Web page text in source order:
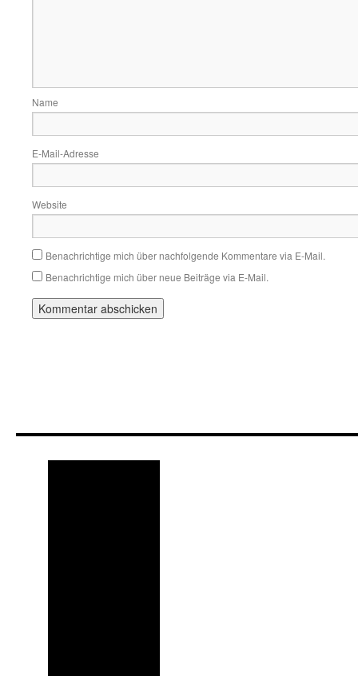
Name
E-Mail-Adresse
Website
Benachrichtige mich über nachfolgende Kommentare via E-Mail.
Benachrichtige mich über neue Beiträge via E-Mail.